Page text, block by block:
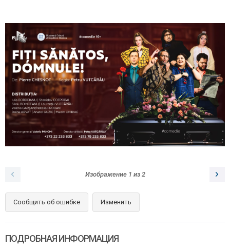
Изображение 1 из 2
Сообщить об ошибке Изменить
ПОДРОБНАЯ ИНФОРМАЦИЯ